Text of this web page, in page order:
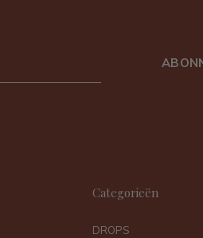
Categorieën
DROPS